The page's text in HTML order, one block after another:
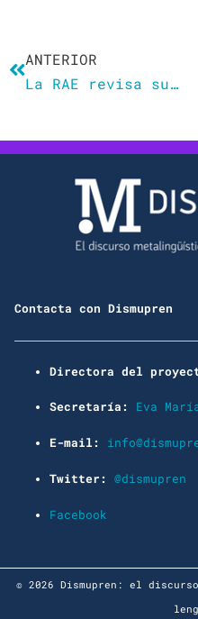
ANTERIOR
La RAE revisa sus definiciones sexistas por el avance de la igualdad de género
Contacta con Dismupren
Directora del
Secretaría: Eva
E-mail:
Twitter: @dismupren
Facebook
© 2026 Dismupren: el